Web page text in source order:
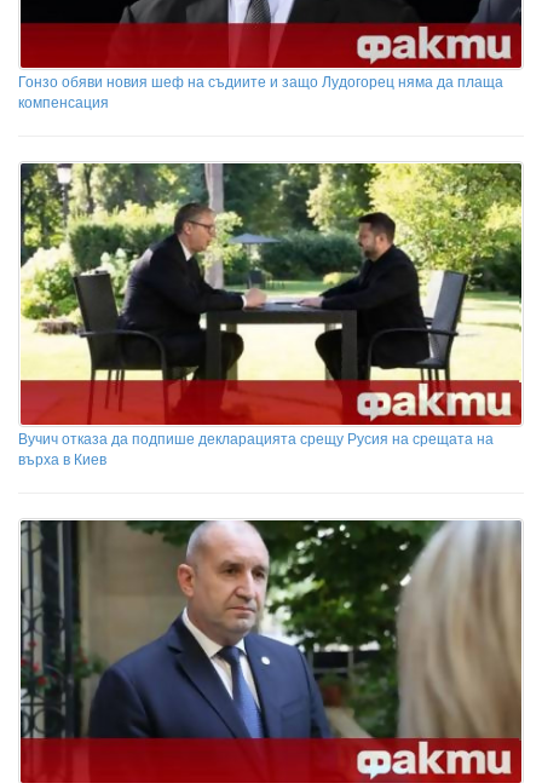
Гонзо обяви новия шеф на съдиите и защо Лудогорец няма да плаща
компенсация
Вучич отказа да подпише декларацията срещу Русия на срещата на
върха в Киев